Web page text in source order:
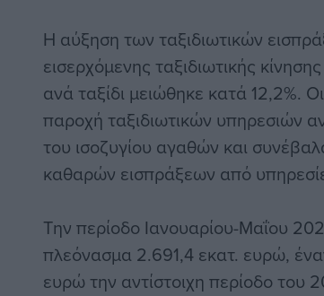
Η αύξηση των ταξιδιωτικών
εισερχόμενης ταξιδιωτικής
ανά ταξίδι μειώθηκε κατά 12,2%.
παροχή ταξιδιωτικών υπηρεσιών
του ισοζυγίου αγαθών και
καθαρών εισπράξεων από
Την περίοδο Ιανουαρίου-Μαΐου
πλεόνασμα 2.691,4 εκατ. ευρώ,
ευρώ την αντίστοιχη περίοδο του